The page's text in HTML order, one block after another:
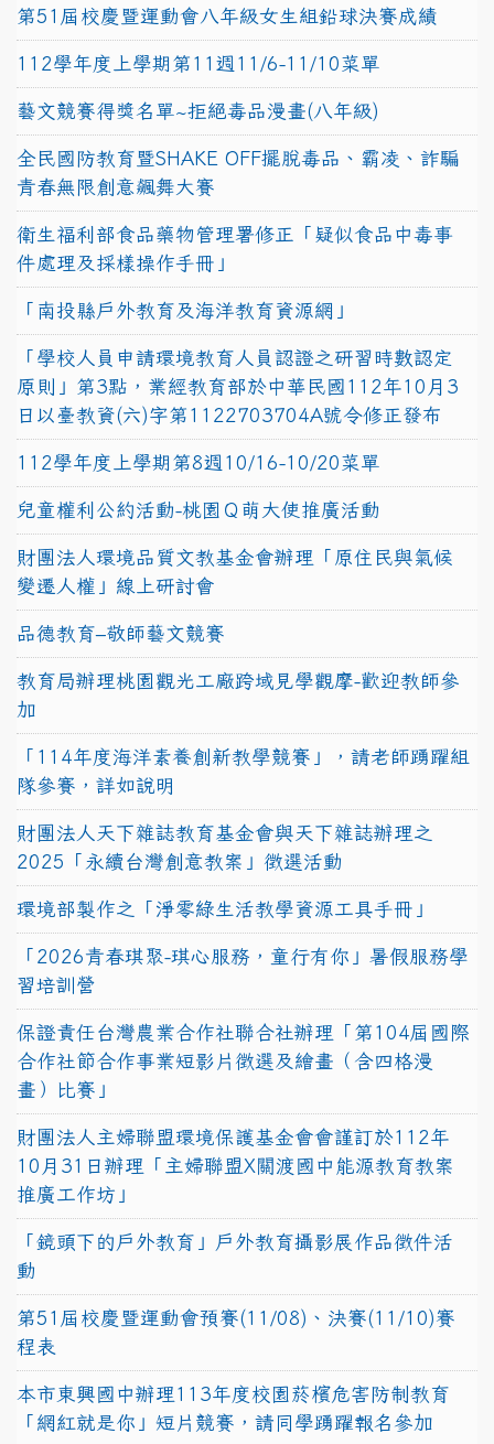
第51屆校慶暨運動會八年級女生組鉛球決賽成績
112學年度上學期第11週11/6-11/10菜單
藝文競賽得獎名單~拒絕毒品漫畫(八年級)
全民國防教育暨SHAKE OFF擺脫毒品、霸凌、詐騙
青春無限創意飆舞大賽
衛生福利部食品藥物管理署修正「疑似食品中毒事
件處理及採樣操作手冊」
「南投縣戶外教育及海洋教育資源網」
「學校人員申請環境教育人員認證之研習時數認定
原則」第3點，業經教育部於中華民國112年10月3
日以臺教資(六)字第1122703704A號令修正發布
112學年度上學期第8週10/16-10/20菜單
兒童權利公約活動-桃園Ｑ萌大使推廣活動
財團法人環境品質文教基金會辦理「原住民與氣候
變遷人權」線上研討會
品德教育–敬師藝文競賽
教育局辦理桃園觀光工廠跨域見學觀摩-歡迎教師參
加
「114年度海洋素養創新教學競賽」，請老師踴躍組
隊參賽，詳如說明
財團法人天下雜誌教育基金會與天下雜誌辦理之
2025「永續台灣創意教案」徵選活動
環境部製作之「淨零綠生活教學資源工具手冊」
「2026青春琪聚-琪心服務，童行有你」暑假服務學
習培訓營
保證責任台灣農業合作社聯合社辦理「第104屆國際
合作社節合作事業短影片徵選及繪畫（含四格漫
畫）比賽」
財團法人主婦聯盟環境保護基金會會謹訂於112年
10月31日辦理「主婦聯盟X關渡國中能源教育教案
推廣工作坊」
「鏡頭下的戶外教育」戶外教育攝影展作品徵件活
動
第51屆校慶暨運動會預賽(11/08)、決賽(11/10)賽
程表
本市東興國中辦理113年度校園菸檳危害防制教育
「網紅就是你」短片競賽，請同學踴躍報名參加